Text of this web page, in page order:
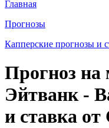
Главная
Прогнозы
Капперские прогнозы и
Прогноз на
Эйтванк -
и ставка